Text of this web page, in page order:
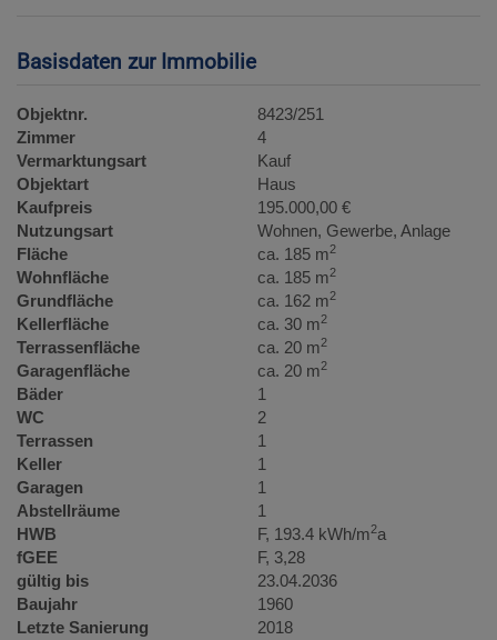
Basisdaten zur Immobilie
Objektnr.
8423/251
Zimmer
4
Vermarktungsart
Kauf
Objektart
Haus
Kaufpreis
195.000,00 €
Nutzungsart
Wohnen Gewerbe Anlage
Fläche
ca. 185 m2
Wohnfläche ca. 185 m2
Grundfläche ca. 162 m2
Kellerfläche ca. 30 m2
Terrassenfläche ca. 20 m2
Garagenfläche ca. 20 m2
Bäder
1
WC
2
Terrassen
1
Keller
1
Garagen
1
Abstellräume
1
HWB
F, 193.4 kWh/m2a
fGEE
F, 3,28
gültig bis
23.04.2036
Baujahr
1960
Letzte Sanierung
2018